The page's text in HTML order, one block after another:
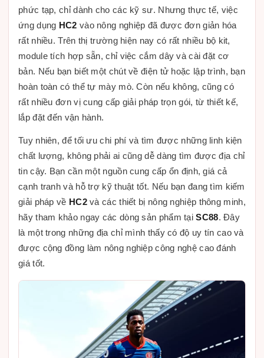
phức tạp, chỉ dành cho các kỹ sư. Nhưng thực tế, việc
ứng dụng HC2 vào nông nghiệp đã được đơn giản hóa
rất nhiều. Trên thị trường hiện nay có rất nhiều bộ kit,
module tích hợp sẵn, chỉ việc cắm dây và cài đặt cơ
bản. Nếu bạn biết một chút về điện tử hoặc lập trình, bạn
hoàn toàn có thể tự mày mò. Còn nếu không, cũng có
rất nhiều đơn vị cung cấp giải pháp trọn gói, từ thiết kế,
lắp đặt đến vận hành.
Tuy nhiên, để tối ưu chi phí và tìm được những linh kiện
chất lượng, không phải ai cũng dễ dàng tìm được địa chỉ
tin cậy. Bạn cần một nguồn cung cấp ổn định, giá cả
cạnh tranh và hỗ trợ kỹ thuật tốt. Nếu bạn đang tìm kiếm
giải pháp về HC2và các thiết bị nông nghiệp thông minh,
hãy tham khảo ngay các dòng sản phẩm tạiSC88. Đây
là một trong những địa chỉ mình thấy có độ uy tín cao và
được cộng đồng làm nông nghiệp công nghệ cao đánh
giá tốt.